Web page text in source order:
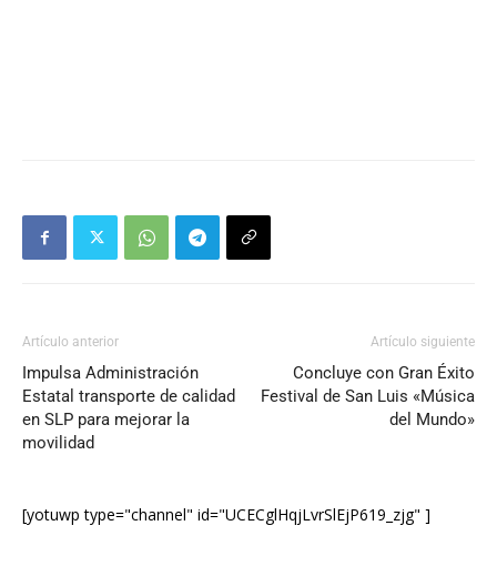
Artículo anterior
Impulsa Administración
Estatal transporte de calidad
en SLP para mejorar la
movilidad
Artículo siguiente
Concluye con Gran Éxito
Festival de San Luis «Música
del Mundo»
[yotuwp type="channel" id="UCECglHqjLvrSlEjP619_zjg" ]